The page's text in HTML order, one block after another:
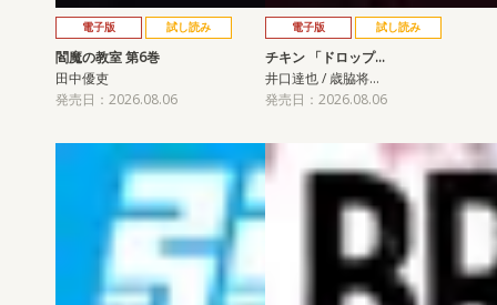
電子版 試し読み
閻魔の教室 第6巻
田中優吏
発売日：2026.08.06
電子版 試し読み
チキン 「ドロップ…
井口達也 / 歳脇将…
発売日：2026.08.06